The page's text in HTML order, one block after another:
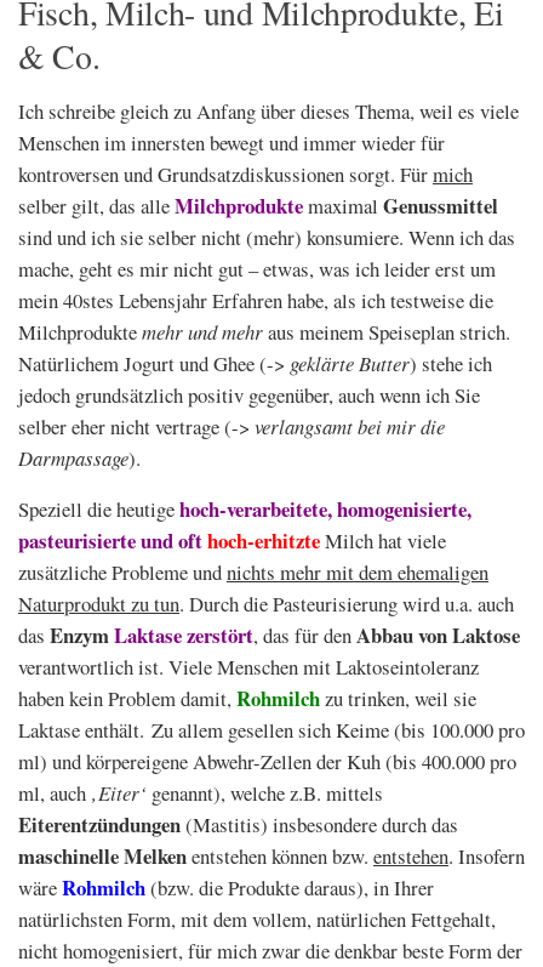
Fisch, Milch- und Milchprodukte, Ei
& Co.
Ich schreibe gleich zu Anfang über dieses Thema, weil es viele
Menschen im innersten bewegt und immer wieder für
kontroversen und Grundsatzdiskussionen sorgt. Fürmich
selber gilt, das alleMilchproduktemaximal Genussmittel
sind und ich sie selber nicht (mehr) konsumiere. Wenn ich das
mache, geht es mir nicht gut – etwas, was ich leider erst um
mein 40stes Lebensjahr Erfahren habe, als ich testweise die
Milchproduktemehr und mehraus meinem Speiseplan strich.
Natürlichem Jogurt und Ghee (-> geklärte Butter) stehe ich
jedoch grundsätzlich positiv gegenüber, auch wenn ich Sie
selber eher nicht vertrage (-> verlangsamt bei mir die
Darmpassage).
Speziell die heutigehoch-verarbeitete, homogenisierte,
pasteurisierte und ofthoch-erhitzteMilch hat viele
zusätzliche Probleme undnichts mehr mit dem ehemaligen
Naturprodukt zu tun. Durch die Pasteurisierung wird u.a. auch
das EnzymLaktase zerstört, das für denAbbau von Laktose
verantwortlich ist. Viele Menschen mit Laktoseintoleranz
haben kein Problem damit,Rohmilchzu trinken, weil sie
Laktase enthält. Zu allem gesellen sich Keime (bis 100.000 pro
ml) und körpereigene Abwehr-Zellen der Kuh (bis 400.000 pro
ml, auch ‚Eiter‘ genannt), welche z.B. mittels
Eiterentzündungen(Mastitis) insbesondere durch das
maschinelle Melkenentstehen können bzw. entstehen. Insofern
wäreRohmilch(bzw. die Produkte daraus), in Ihrer
natürlichsten Form, mit dem vollem, natürlichen Fettgehalt,
nicht homogenisiert, für mich zwar die denkbar beste Form der